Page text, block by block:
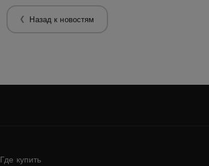
Назад к новостям
Где купить